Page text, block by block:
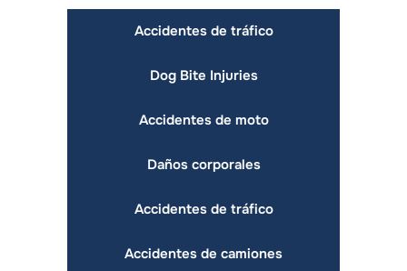
Accidentes de tráfico
Dog Bite Injuries
Accidentes de moto
Daños corporales
Accidentes de tráfico
Accidentes de camiones